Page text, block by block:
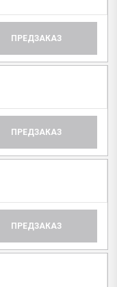
ПРЕДЗАКАЗ
ПРЕДЗАКАЗ
ПРЕДЗАКАЗ